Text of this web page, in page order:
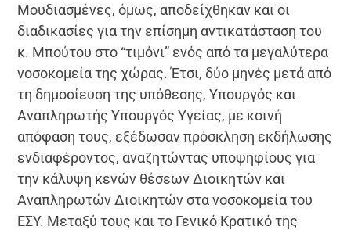
Μουδιασμένες, όμως, αποδείχθηκαν και οι
διαδικασίες για την επίσημη αντικατάσταση του
κ. Μπούτου στο “τιμόνι” ενός από τα μεγαλύτερα
νοσοκομεία της χώρας. Έτσι, δύο μηνές μετά από
τη δημοσίευση της υπόθεσης, Υπουργός και
Αναπληρωτής Υπουργός Υγείας, με κοινή
απόφαση τους, εξέδωσαν πρόσκληση εκδήλωσης
ενδιαφέροντος, αναζητώντας υποψηφίους για
την κάλυψη κενών θέσεων Διοικητών και
Αναπληρωτών Διοικητών στα νοσοκομεία του
ΕΣΥ. Μεταξύ τους και το Γενικό Κρατικό της